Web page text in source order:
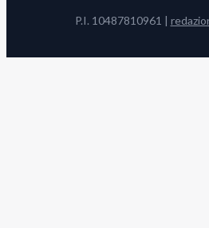
P.I. 10487810961 |